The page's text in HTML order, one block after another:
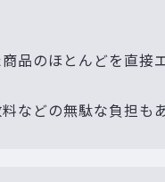
品のほとんどを直接
などの無駄な負担も